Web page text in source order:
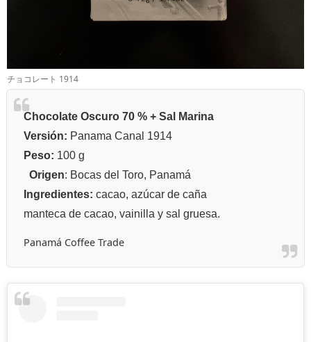
チョコレート 1914
Chocolate Oscuro 70 % + Sal Marina
Versión: Panama Canal 1914
Peso: 100 g
Origen: Bocas del Toro, Panamá
Ingredientes: cacao, azúcar de caña
manteca de cacao, vainilla y sal gruesa.
Panamá Coffee Trade